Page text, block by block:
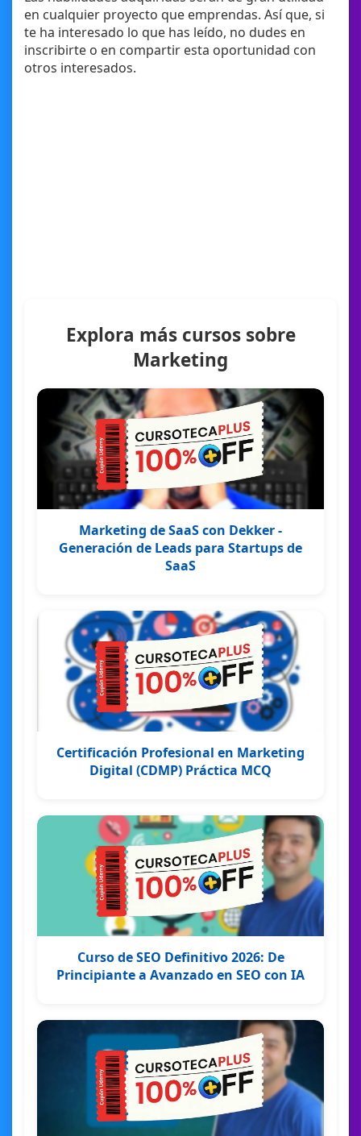
en cualquier proyecto que emprendas. Así que, si
te ha interesado lo que has leído, no dudes en
inscribirte o en compartir esta oportunidad con
otros interesados.
Explora más cursos sobre
Marketing
Marketing de SaaS con Dekker -
Generación de Leads para Startups de
SaaS
Certificación Profesional en Marketing
Digital (CDMP) Práctica MCQ
Curso de SEO Definitivo 2026: De
Principiante a Avanzado en SEO con IA